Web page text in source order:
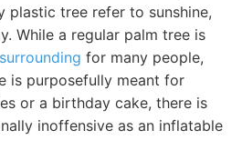
plastic tree refer to sunshine,
While a regular palm tree is
surrounding for many people,
is purposefully meant for
or a birthday cake, there is
inoffensive as an inflatable